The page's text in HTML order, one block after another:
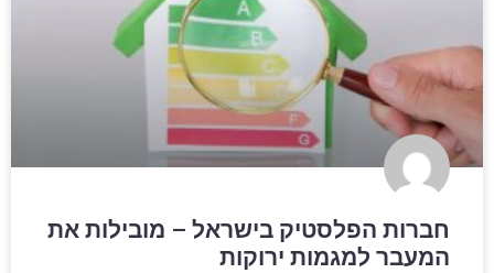
חברות הפלסטיק בישראל – מובילות את
המעבר למגמות ירוקות